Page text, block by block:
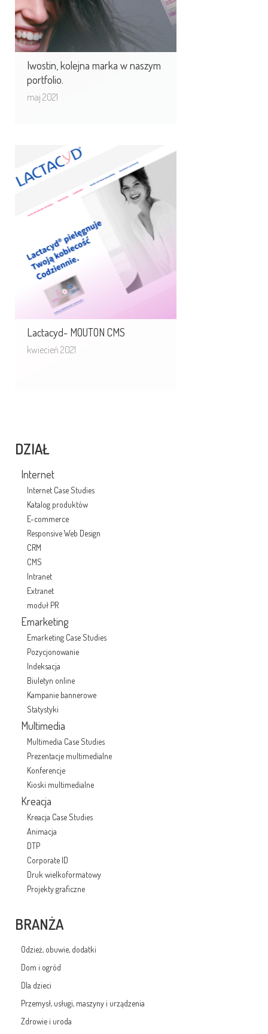
Iwostin, kolejna marka w naszym
portfolio.
maj 2021
Lactacyd- MOUTON CMS
kwiecień 2021
Lactacyd- MOUTON CMS
CMS Mouton zintegrowany ze stroną
Lactacyd
DZIAŁ
Internet
Internet Case Studies
Katalog produktów
E-commerce
Responsive Web Design
CRM
CMS
Intranet
Extranet
moduł PR
Emarketing
Emarketing Case Studies
Pozycjonowanie
Indeksacja
Biuletyn online
Kampanie bannerowe
Statystyki
Multimedia
Multimedia Case Studies
Prezentacje multimedialne
Konferencje
Kioski multimedialne
Kreacja
Kreacja Case Studies
Animacja
DTP
Corporate ID
Druk wielkoformatowy
Projekty graficzne
BRANŻA
Odzież, obuwie, dodatki
Dom i ogród
Dla dzieci
Przemysł, usługi, maszyny i urządzenia
Zdrowie i uroda